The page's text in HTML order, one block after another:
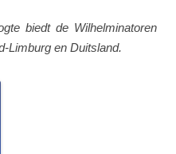
biedt de Wilhelminatoren
Limburg en Duitsland.